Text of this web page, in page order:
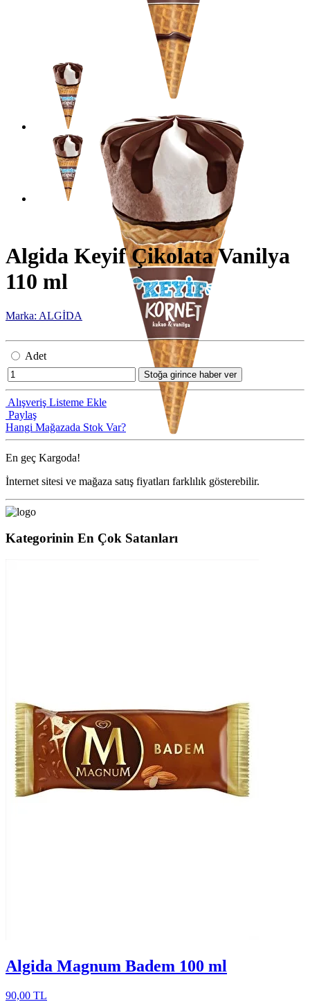
Algida Keyif Çikolata Vanilya
110 ml
Marka: ALGİDA
Adet
Stoğa girince haber ver
Alışveriş Listeme Ekle
Paylaş
Hangi Mağazada Stok Var?
En geç Kargoda!
İnternet sitesi ve mağaza satış fiyatları farklılık gösterebilir.
Kategorinin En Çok Satanları
Algida Magnum Badem 100 ml
90,00 TL